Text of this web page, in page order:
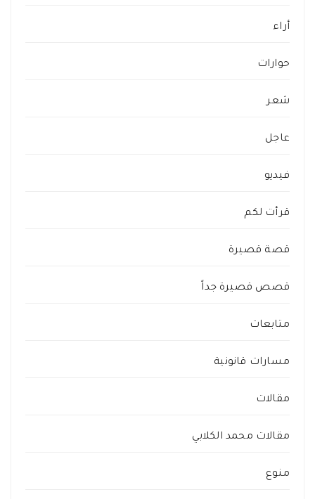
أراء
حوارات
شعر
عاجل
فيديو
قرأت لكم
قصة قصيرة
قصص قصيرة جداً
متابعات
مسارات قانونية
مقالات
مقالات محمد الكلابي
منوع